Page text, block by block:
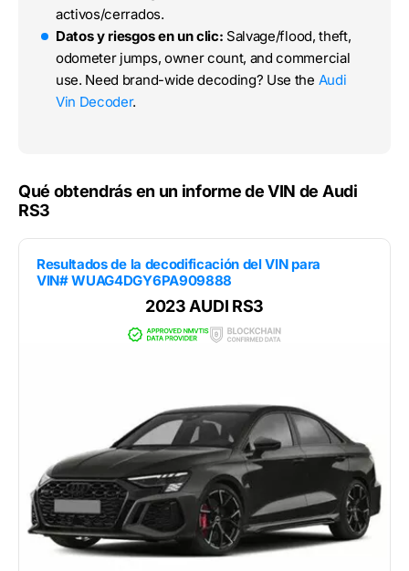
activos/cerrados.
Datos y riesgos en un clic: Salvage/flood, theft,
odometer jumps, owner count, and commercial
use. Need brand-wide decoding? Use the Audi
Vin Decoder.
Qué obtendrás en un informe de VIN de Audi
RS3
Resultados de la decodificación del VIN para
VIN# WUAG4DGY6PA909888
2023 AUDI RS3